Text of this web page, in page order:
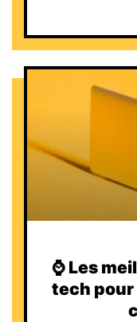
⌚️ Les
tech pour